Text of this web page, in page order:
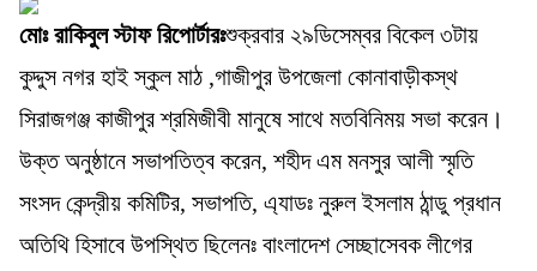
মোঃ রাকিবুল স্টাফ রিপোর্টারঃশুক্রবার ২৯ডিসেম্বর বিকেল ৩টায়
কুদ্দুস নগর হাই স্কুল মাঠ ,গাজীপুর উপজেলা কোনাবাড়ীকস্থ
সিরাজগঞ্জ কাজীপুর শ্রমিজীবী মানুষে সাথে মতবিনিময় সভা করেন।
উক্ত অনুষ্ঠানে সভাপতিত্ব করেন, শহীদ এম মনসুর আলী স্মৃতি
সংসদ কেন্দ্রীয় কমিটির, সভাপতি, এ্যাডঃ নুরুল ইসলাম ঠান্ডু প্রধান
অতিথি হিসাবে উপস্থিত ছিলেনঃ বাংলাদেশ সেচ্ছাসেবক লীগের